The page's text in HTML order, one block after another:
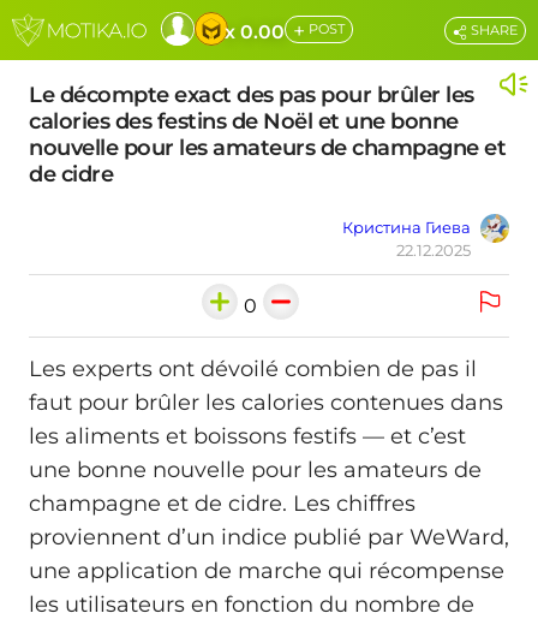
x 0.00 + POST
Le décompte exact des pas pour brûler les
calories des festins de Noël et une bonne
nouvelle pour les amateurs de champagne et
de cidre
Кристина Гиева
22.12.2025
SHARE
0
Les experts ont dévoilé combien de pas il
faut pour brûler les calories contenues dans
les aliments et boissons festifs — et c’est
une bonne nouvelle pour les amateurs de
champagne et de cidre. Les chiffres
proviennent d’un indice publié par WeWard,
une application de marche qui récompense
les utilisateurs en fonction du nombre de